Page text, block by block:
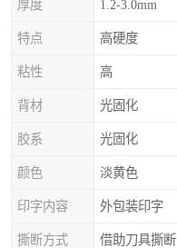
厚度 1.2-3.0mm
特点 高硬度
粘性 高
背材 光固化
胶系 光固化
颜色 淡黄色
印字内容 外包装印字
撕断方式 借助刀具撕断